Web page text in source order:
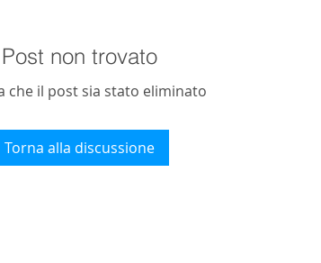
Post non trovato
che il post sia stato eliminato
Torna alla discussione